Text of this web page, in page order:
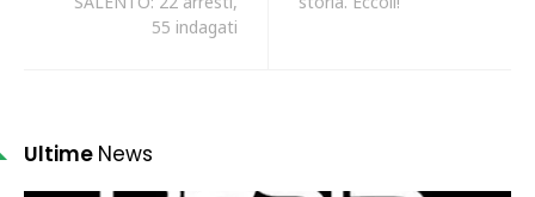
55 indagati
Ultime News